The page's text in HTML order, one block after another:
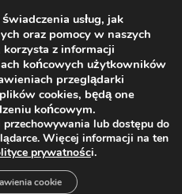
usług, jak
oraz pomocy w naszych
z informacji
końcowych użytkowników
przeglądarki
cookies, będą one
końcowym.
lub dostępu do
Więcej informacji na ten
prywatności.
cookie